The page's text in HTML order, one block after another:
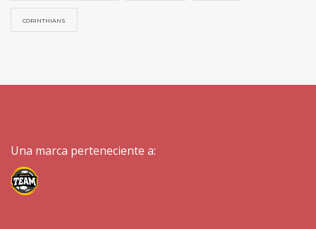
CORINTHIANS
Una marca perteneciente a: